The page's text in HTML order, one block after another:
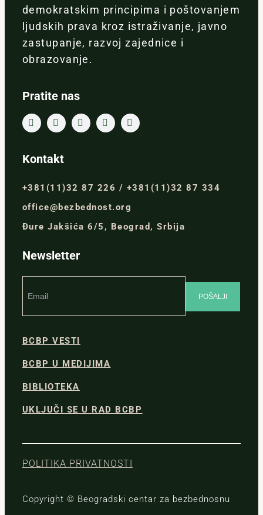
demokratskim principima i poštovanjem
ljudskih prava kroz istraživanje, javno
zastupanje, razvoj zajednice i
obrazovanje.
Pratite nas
Kontakt
+381(11)32 87 226 / +381(11)32 87 334
office@bezbednost.org
Đure Jakšića 6/5, Beograd, Srbija
Newsletter
BCBP VESTI
BCBP U MEDIJIMA
BIBLIOTEKA
UKLJUČI SE U RAD BCBP
POLITIKA PRIVATNOSTI
Copyright © Beogradski centar za bezbednosnu